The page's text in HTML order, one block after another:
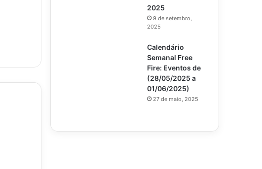
2025
9 de setembro,
2025
Calendário
Semanal Free
Fire: Eventos de
(28/05/2025 a
01/06/2025)
27 de maio, 2025